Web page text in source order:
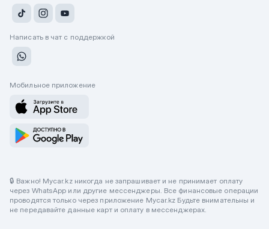
Написать в чат с поддержкой
Мобильное приложение
🔒 Важно! Mycar.kz никогда не запрашивает и не принимает оплату
через WhatsApp или другие мессенджеры. Все финансовые операции
проводятся только через приложение Mycar.kz Будьте внимательны и
не передавайте данные карт и оплату в мессенджерах.